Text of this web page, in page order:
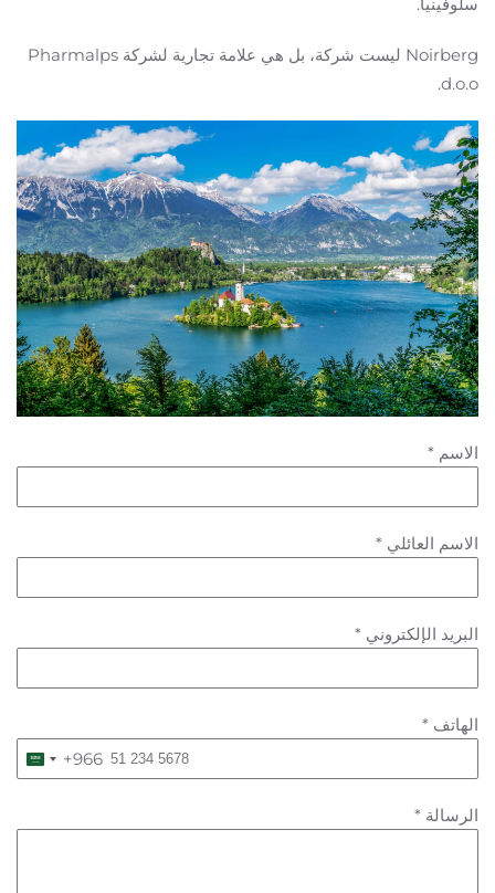
Noirberg ليست شركة، بل هي علامة تجارية لشركة Pharmalps
d.o.o.
الاسم *
الاسم العائلي *
البريد الإلكتروني *
الهاتف *
Saudi
+966
+966
الرسالة *